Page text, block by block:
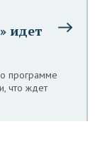
идет
программе
что ждет